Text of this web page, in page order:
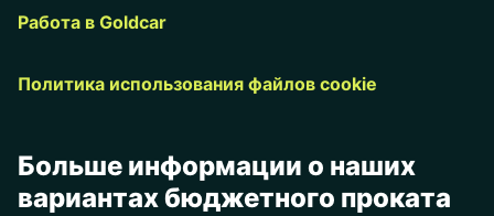
Работа в Goldcar
Политика использования файлов cookie
Больше информации о наших
вариантах бюджетного проката